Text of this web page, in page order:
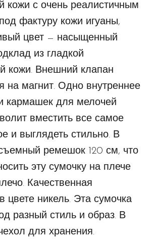
кожи с очень реалистичным
фактуру кожи игуаны,
цвет — насыщенный
из гладкой
кожи. Внешний клапан
на магнит. Одно внутреннее
кармашек для мелочей
вместить все самое
и выглядеть стильно. В
ремешок 120 см, что
эту сумочку на плече
Качественная
цвете никель. Эта сумочка
разный стиль и образ. В
для хранения.